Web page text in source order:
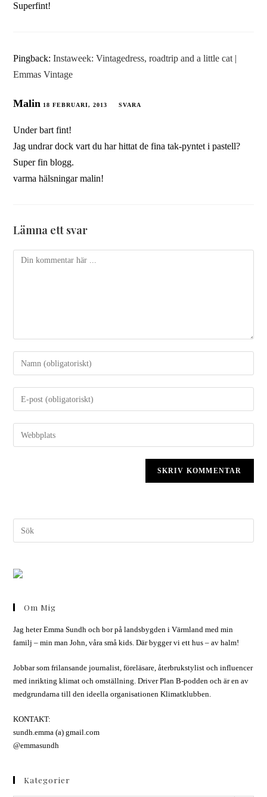
Superfint!
Pingback:Instaweek: Vintagedress, roadtrip and a little cat |
Emmas Vintage
Malin 18 FEBRUARI, 2013 SVARA
Under bart fint!
Jag undrar dock vart du har hittat de fina tak-pyntet i pastell?
Super fin blogg.
varma hälsningar malin!
Lämna ett svar
Om Mig
Jag heter Emma Sundh och bor på landsbygden i Värmland med min
familj – min man John, våra små kids. Där bygger vi ett hus – av halm!
Jobbar som frilansande journalist, föreläsare, återbrukstylist och influencer
med inrikting klimat och omställning. Driver Plan B-podden och är en av
medgrundarna till den ideella organisationen Klimatklubben.
KONTAKT:
sundh.emma (a) gmail.com
@emmasundh
Kategorier